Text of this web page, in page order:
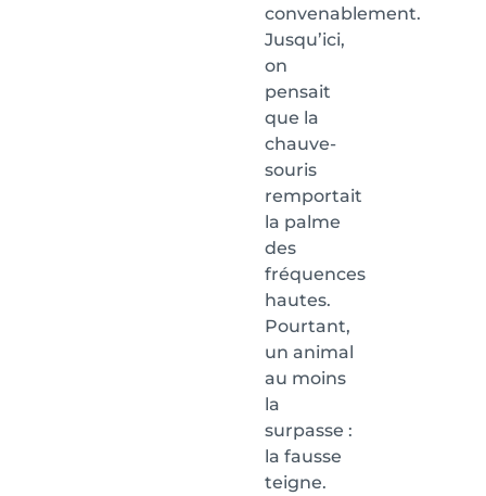
convenablement.
Jusqu’ici,
on
pensait
que la
chauve-
souris
remportait
la palme
des
fréquences
hautes.
Pourtant,
un animal
au moins
la
surpasse :
la fausse
teigne.